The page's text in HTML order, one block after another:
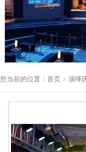
您当前的位置：首页 > 演绎